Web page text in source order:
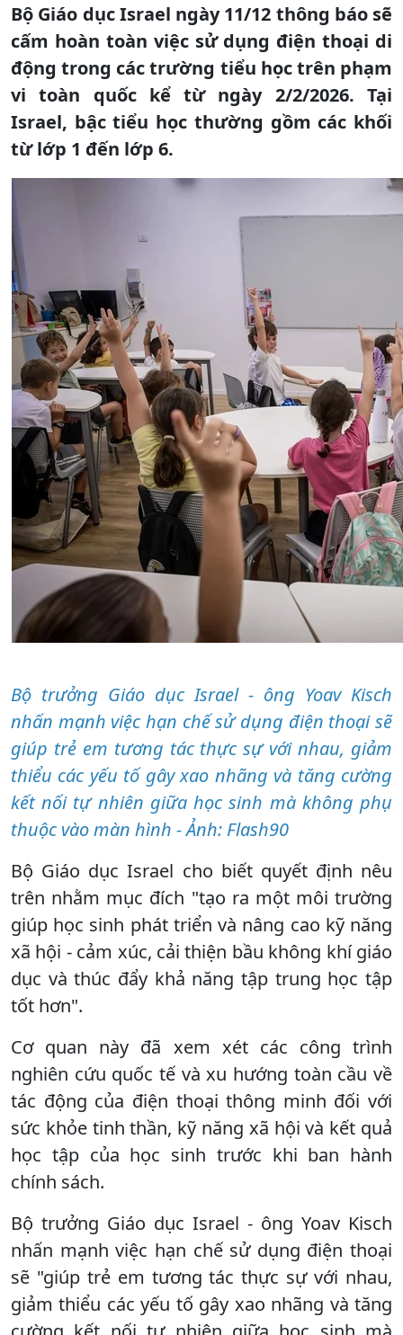
Bộ Giáo dục Israel ngày 11/12 thông báo sẽ
cấm hoàn toàn việc sử dụng điện thoại di
động trong các trường tiểu học trên phạm
vi toàn quốc kể từ ngày 2/2/2026. Tại
Israel, bậc tiểu học thường gồm các khối
từ lớp 1 đến lớp 6.
Bộ trưởng Giáo dục Israel - ông Yoav Kisch
nhấn mạnh việc hạn chế sử dụng điện thoại sẽ
giúp trẻ em tương tác thực sự với nhau, giảm
thiểu các yếu tố gây xao nhãng và tăng cường
kết nối tự nhiên giữa học sinh mà không phụ
thuộc vào màn hình - Ảnh: Flash90
Bộ Giáo dục Israel cho biết quyết định nêu
trên nhằm mục đích "tạo ra một môi trường
giúp học sinh phát triển và nâng cao kỹ năng
xã hội - cảm xúc, cải thiện bầu không khí giáo
dục và thúc đẩy khả năng tập trung học tập
tốt hơn".
Cơ quan này đã xem xét các công trình
nghiên cứu quốc tế và xu hướng toàn cầu về
tác động của điện thoại thông minh đối với
sức khỏe tinh thần, kỹ năng xã hội và kết quả
học tập của học sinh trước khi ban hành
chính sách.
Bộ trưởng Giáo dục Israel - ông Yoav Kisch
nhấn mạnh việc hạn chế sử dụng điện thoại
sẽ "giúp trẻ em tương tác thực sự với nhau,
giảm thiểu các yếu tố gây xao nhãng và tăng